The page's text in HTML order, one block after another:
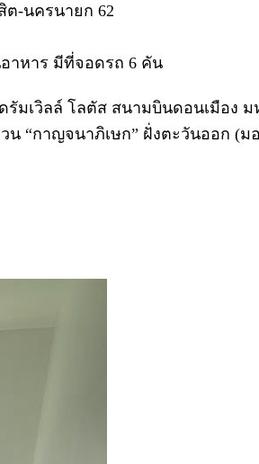
ต-นครนายก 62
าหาร มีที่จอดรถ 6 คัน
รัมเวิลล์ โลตัส สนามบินดอนเมือ
“กาญจนาภิเษก” ฝั่งตะวันออก (มอ